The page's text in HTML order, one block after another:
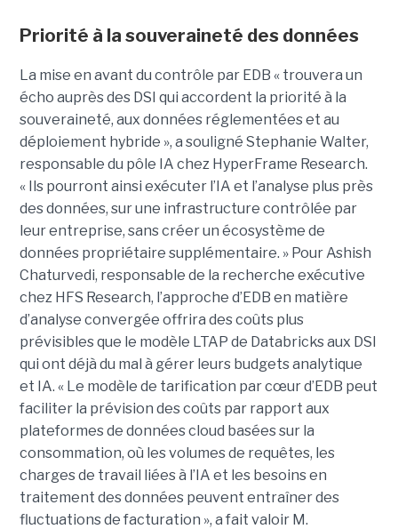
Priorité à la souveraineté des données
La mise en avant du contrôle par EDB « trouvera un
écho auprès des DSI qui accordent la priorité à la
souveraineté, aux données réglementées et au
déploiement hybride », a souligné Stephanie Walter,
responsable du pôle IA chez HyperFrame Research.
« Ils pourront ainsi exécuter l’IA et l’analyse plus près
des données, sur une infrastructure contrôlée par
leur entreprise, sans créer un écosystème de
données propriétaire supplémentaire. » Pour Ashish
Chaturvedi, responsable de la recherche exécutive
chez HFS Research, l’approche d’EDB en matière
d’analyse convergée offrira des coûts plus
prévisibles que le modèle LTAP de Databricks aux DSI
qui ont déjà du mal à gérer leurs budgets analytique
et IA. « Le modèle de tarification par cœur d’EDB peut
faciliter la prévision des coûts par rapport aux
plateformes de données cloud basées sur la
consommation, où les volumes de requêtes, les
charges de travail liées à l’IA et les besoins en
traitement des données peuvent entraîner des
fluctuations de facturation », a fait valoir M.